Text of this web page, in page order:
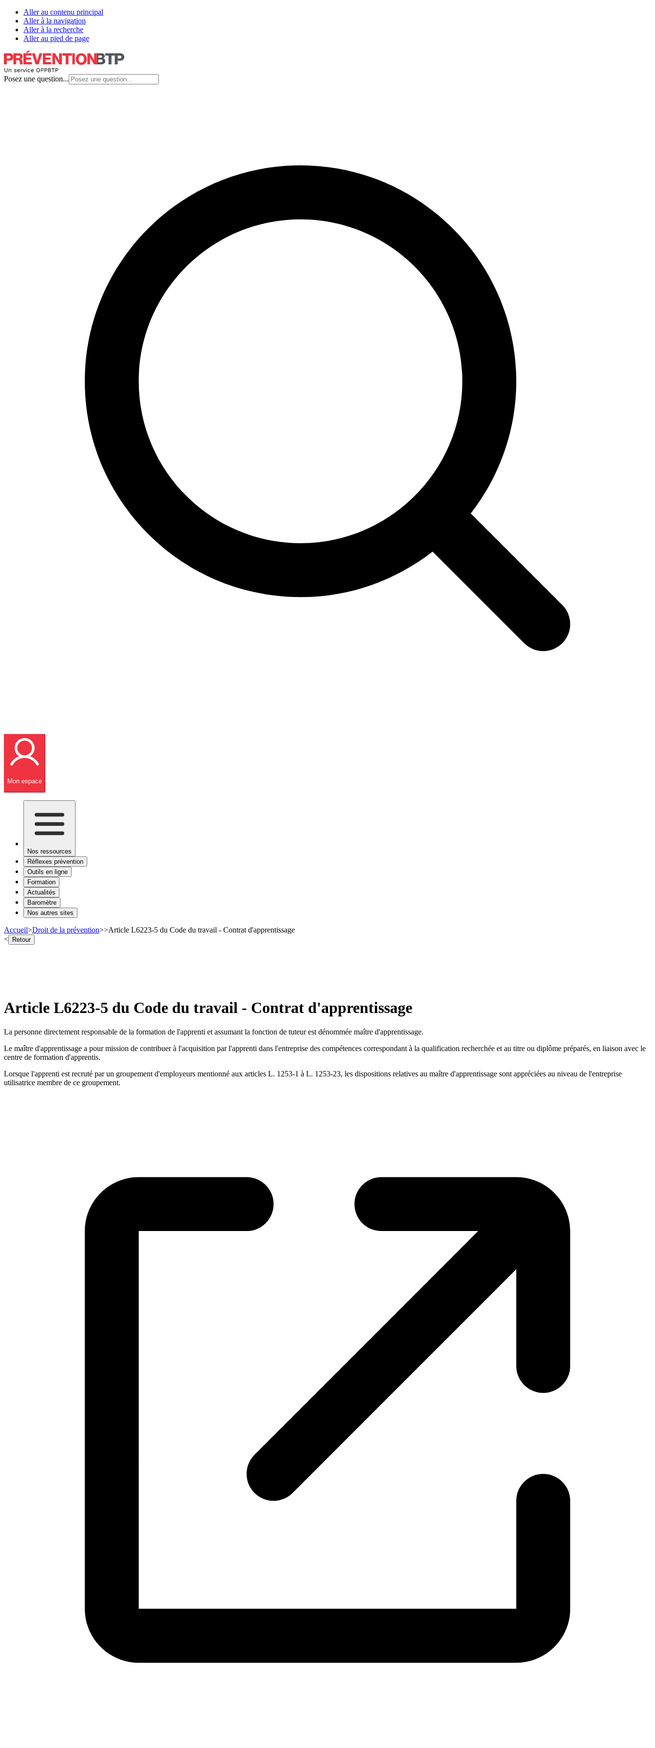
Aller au contenu principal
Aller à la navigation
Aller à la recherche
Aller au pied de page
Posez une question...
Mon espace
Nos ressources
Réflexes prévention
Outils en ligne
Formation
Actualités
Baromètre
Nos autres sites
Accueil>Droit de la prévention>>Article L6223-5 du Code du travail - Contrat d'apprentissage
< Retour
Article L6223-5 du Code du travail - Contrat d'apprentissage
La personne directement responsable de la formation de l'apprenti et assumant la fonction de tuteur est dénommée maître d'apprentissage.
Le maître d'apprentissage a pour mission de contribuer à l'acquisition par l'apprenti dans l'entreprise des compétences correspondant à la qualification recherchée et au titre ou diplôme préparés, en liaison avec le
centre de formation d'apprentis.
Lorsque l'apprenti est recruté par un groupement d'employeurs mentionné aux articles L. 1253-1 à L. 1253-23, les dispositions relatives au maître d'apprentissage sont appréciées au niveau de l'entreprise
utilisatrice membre de ce groupement.